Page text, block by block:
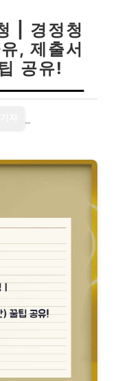
| 경정청
, 제출서
공유!